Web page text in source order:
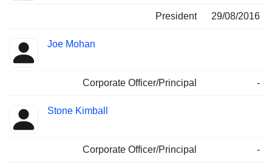
President 29/08/2016
Joe Mohan
Corporate Officer/Principal -
Stone Kimball
Corporate Officer/Principal -